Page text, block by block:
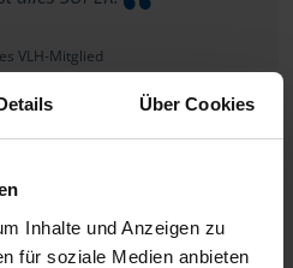
Über Cookies
Inhalte und Anzeigen zu
für soziale Medien anbieten
VLH-Mitglied
schnelle und überaus
meiner Steuererklärung